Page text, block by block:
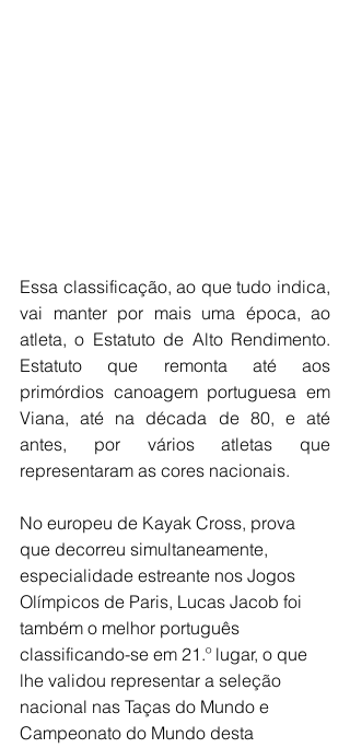
Essa classificação, ao que tudo indica,
vai manter por mais uma época, ao
atleta, o Estatuto de Alto Rendimento.
Estatuto que remonta até aos
primórdios canoagem portuguesa em
Viana, até na década de 80, e até
antes, por vários atletas que
representaram as cores nacionais.
No europeu de Kayak Cross, prova
que decorreu simultaneamente,
especialidade estreante nos Jogos
Olímpicos de Paris, Lucas Jacob foi
também o melhor português
classificando-se em 21.º lugar, o que
lhe validou representar a seleção
nacional nas Taças do Mundo e
Campeonato do Mundo desta